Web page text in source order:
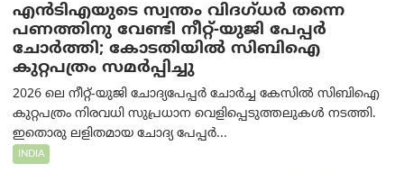
എൻ‌ടി‌എയുടെ സ്വന്തം വിദഗ്ധർ തന്നെ
പണത്തിനു വേണ്ടി നീറ്റ്-യു‌ജി പേപ്പർ
ചോർത്തി; കോടതിയില്‍ സിബിഐ
കുറ്റപത്രം സമര്‍പ്പിച്ചു
2026 ലെ നീറ്റ്-യുജി ചോദ്യപേപ്പർ ചോർച്ച കേസിൽ സിബിഐ
കുറ്റപത്രം നിരവധി സുപ്രധാന വെളിപ്പെടുത്തലുകൾ നടത്തി.
ഇതൊരു ലളിതമായ ചോദ്യ പേപ്പർ...
INDIA